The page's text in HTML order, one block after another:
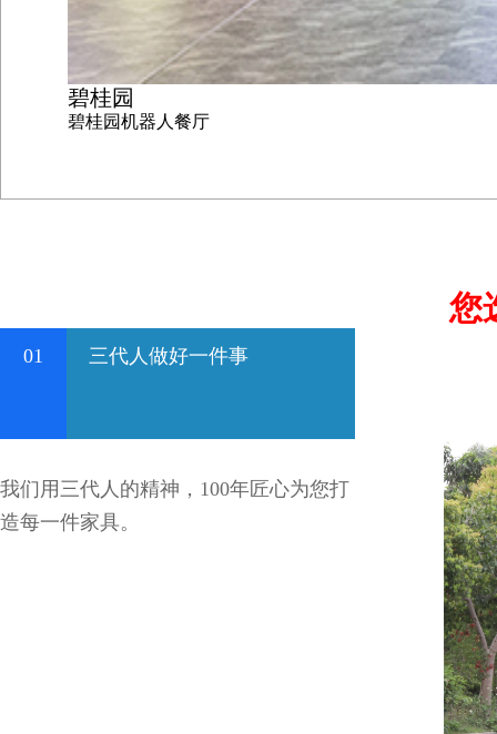
碧桂园
碧桂园机器人餐厅
您
01 三代人做好一件事
我们用三代人的精神，100年匠心为您打
造每一件家具。